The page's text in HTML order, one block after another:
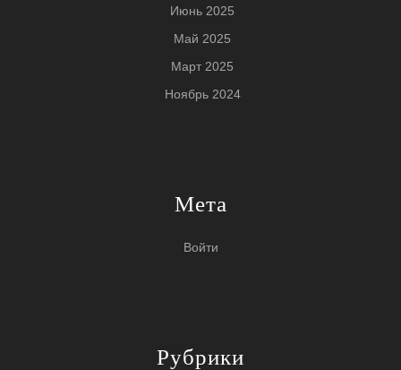
Июнь 2025
Май 2025
Март 2025
Ноябрь 2024
Мета
Войти
Рубрики